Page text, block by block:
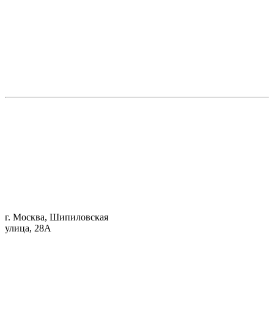
г. Москва, Шипиловская
улица, 28А